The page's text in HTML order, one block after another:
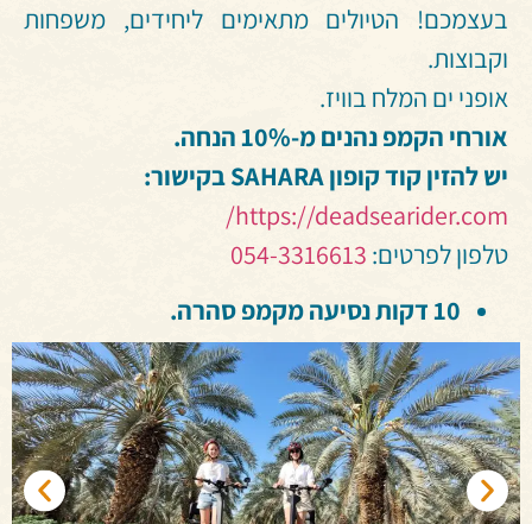
בעצמכם! הטיולים מתאימים ליחידים, משפחות
וקבוצות.
אופני ים המלח בוויז.
אורחי הקמפ נהנים מ-10% הנחה.
יש להזין קוד קופון SAHARA בקישור:
https://deadsearider.com/
טלפון לפרטים: 054-3316613
10 דקות נסיעה מקמפ סהרה.